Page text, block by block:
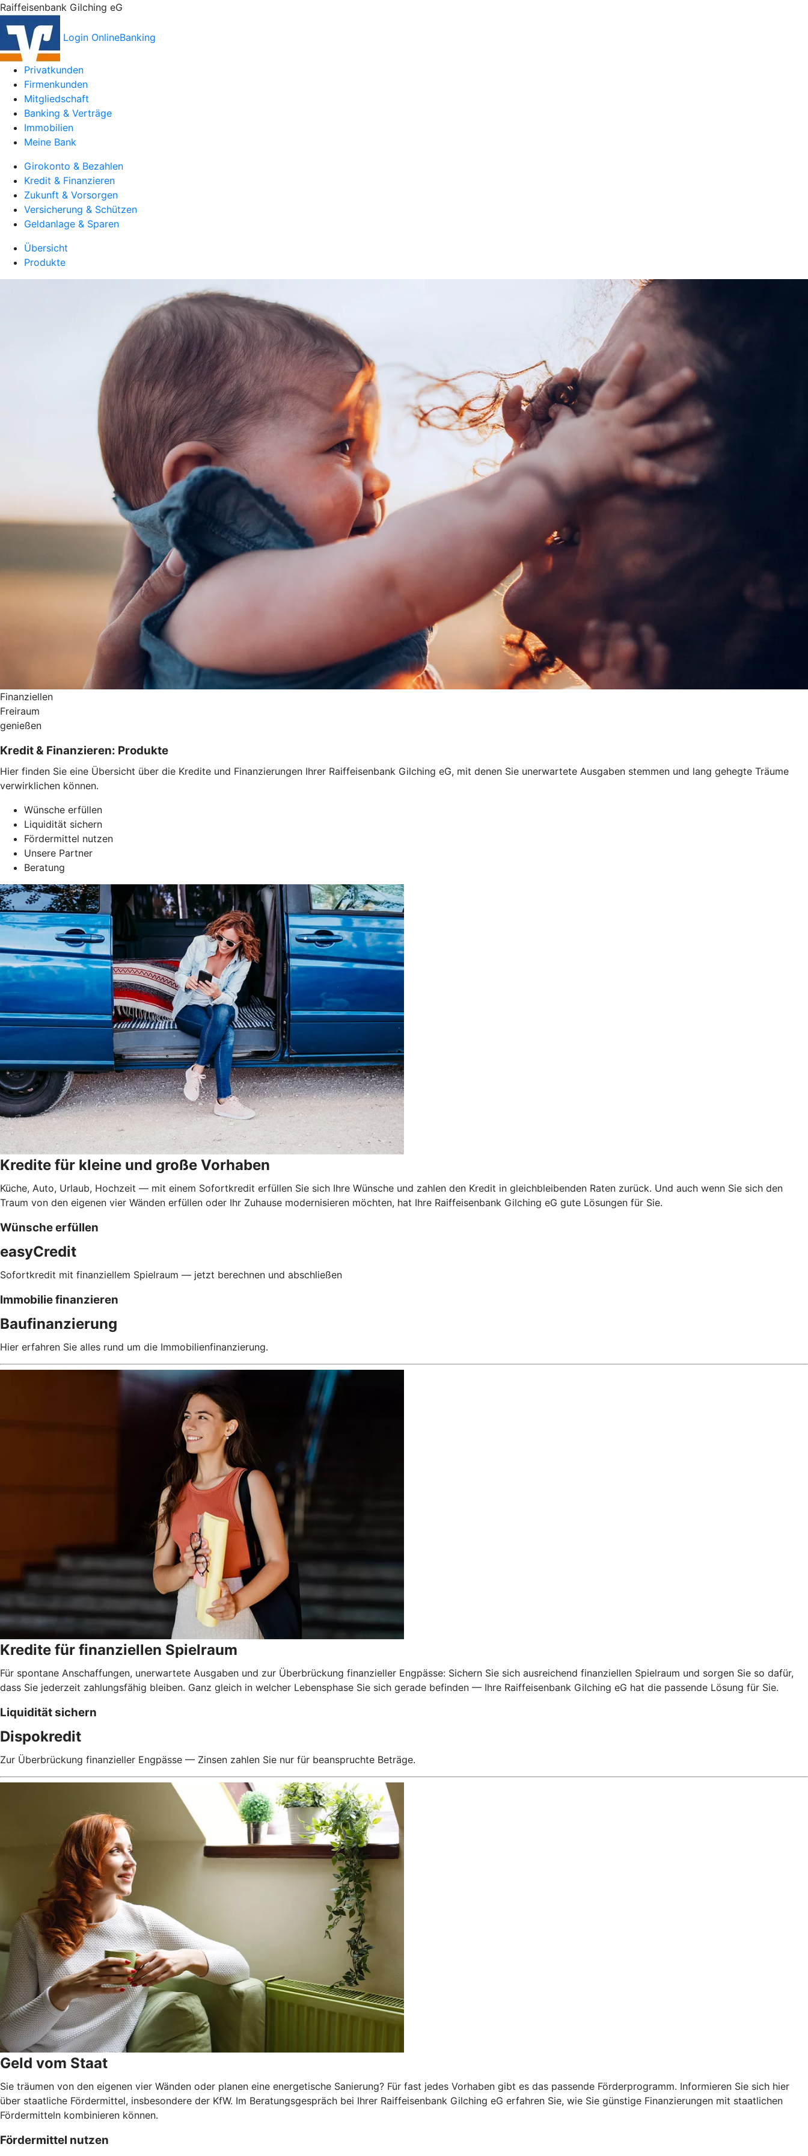
Raiffeisenbank Gilching eG
Login OnlineBanking
Privatkunden
Firmenkunden
Mitgliedschaft
Banking & Verträge
Immobilien
Meine Bank
Girokonto & Bezahlen
Kredit & Finanzieren
Zukunft & Vorsorgen
Versicherung & Schützen
Geldanlage & Sparen
Übersicht
Produkte
Finanziellen
Freiraum
genießen
Kredit & Finanzieren: Produkte
Hier finden Sie eine Übersicht über die Kredite und Finanzierungen Ihrer Raiffeisenbank Gilching eG, mit denen Sie unerwartete Ausgaben stemmen und lang gehegte Träume
verwirklichen können.
Wünsche erfüllen
Liquidität sichern
Fördermittel nutzen
Unsere Partner
Beratung
Kredite für kleine und große Vorhaben
Küche, Auto, Urlaub, Hochzeit — mit einem Sofortkredit erfüllen Sie sich Ihre Wünsche und zahlen den Kredit in gleichbleibenden Raten zurück. Und auch wenn Sie sich den
Traum von den eigenen vier Wänden erfüllen oder Ihr Zuhause modernisieren möchten, hat Ihre Raiffeisenbank Gilching eG gute Lösungen für Sie.
Wünsche erfüllen
easyCredit
Sofortkredit mit finanziellem Spielraum — jetzt berechnen und abschließen
Immobilie finanzieren
Baufinanzierung
Hier erfahren Sie alles rund um die Immobilienfinanzierung.
Kredite für finanziellen Spielraum
Für spontane Anschaffungen, unerwartete Ausgaben und zur Überbrückung finanzieller Engpässe: Sichern Sie sich ausreichend finanziellen Spielraum und sorgen Sie so dafür,
dass Sie jederzeit zahlungsfähig bleiben. Ganz gleich in welcher Lebensphase Sie sich gerade befinden — Ihre Raiffeisenbank Gilching eG hat die passende Lösung für Sie.
Liquidität sichern
Dispokredit
Zur Überbrückung finanzieller Engpässe — Zinsen zahlen Sie nur für beanspruchte Beträge.
Geld vom Staat
Sie träumen von den eigenen vier Wänden oder planen eine energetische Sanierung? Für fast jedes Vorhaben gibt es das passende Förderprogramm. Informieren Sie sich hier
über staatliche Fördermittel, insbesondere der KfW. Im Beratungsgespräch bei Ihrer Raiffeisenbank Gilching eG erfahren Sie, wie Sie günstige Finanzierungen mit staatlichen
Fördermitteln kombinieren können.
Fördermittel nutzen